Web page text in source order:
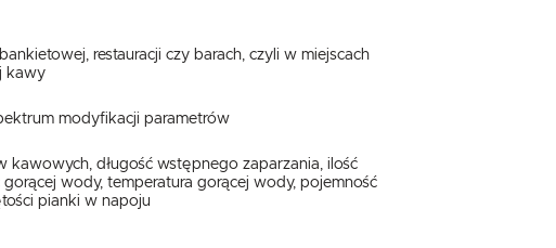
restauracji czy barach, czyli w miejscach
kawy
modyfikacji parametrów
kawowych, długość wstępnego zaparzania, ilość
wody, temperatura gorącej wody, pojemność
pianki w napoju